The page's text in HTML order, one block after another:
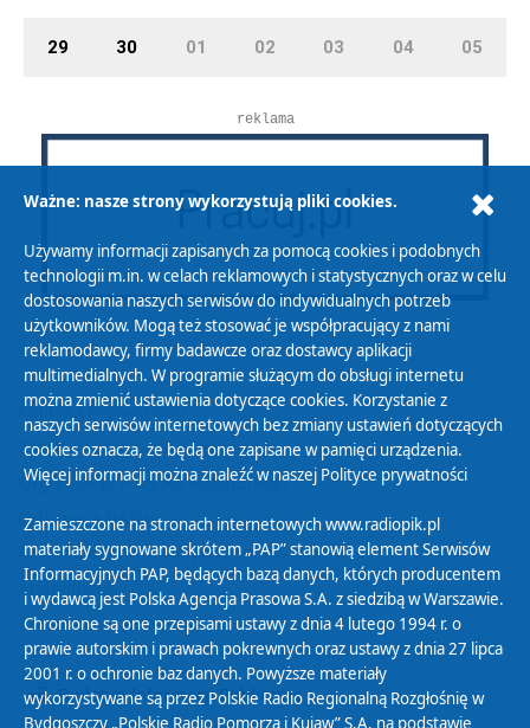
29 30 01 02 03 04 05
reklama
Polityka Prywatności
Zasady korzystania z Serwisu
Organizacje Pożytku Publicznego
Cyfryzacja DAB+
Polityka ochrony danych osobowych
Abonament
Zamówienia publiczne
Biuletyn Informacji Publicznej
Ważne: nasze strony wykorzystują pliki cookies.
Używamy informacji zapisanych za pomocą cookies i podobnych
technologii m.in. w celach reklamowych i statystycznych oraz w celu
dostosowania naszych serwisów do indywidualnych potrzeb
użytkowników. Mogą też stosować je współpracujący z nami
reklamodawcy, firmy badawcze oraz dostawcy aplikacji
multimedialnych. W programie służącym do obsługi internetu
można zmienić ustawienia dotyczące cookies. Korzystanie z
naszych serwisów internetowych bez zmiany ustawień dotyczących
cookies oznacza, że będą one zapisane w pamięci urządzenia.
Więcej informacji można znaleźć w naszej Polityce prywatności
Zamieszczone na stronach internetowych www.radiopik.pl
materiały sygnowane skrótem „PAP” stanowią element Serwisów
Informacyjnych PAP, będących bazą danych, których producentem
i wydawcą jest Polska Agencja Prasowa S.A. z siedzibą w Warszawie.
Chronione są one przepisami ustawy z dnia 4 lutego 1994 r. o
prawie autorskim i prawach pokrewnych oraz ustawy z dnia 27 lipca
2001 r. o ochronie baz danych. Powyższe materiały
wykorzystywane są przez Polskie Radio Regionalną Rozgłośnię w
Bydgoszczy „Polskie Radio Pomorza i Kujaw” S.A. na podstawie